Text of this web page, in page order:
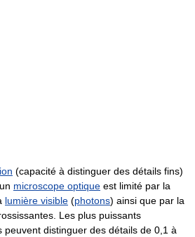
(capacité à distinguer des détails fins)
microscope optique est limité par la
lumière visible (photons) ainsi que par la
Les plus puissants
peuvent distinguer des détails de 0,1 à